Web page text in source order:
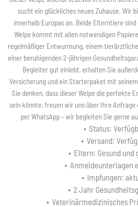
sucht ein glückliches neues Zuhause. Wir
innerhalb Europas an. Beide Elterntiere
Welpe kommt mit allen notwendigen
regelmäßiger Entwurmung, einem
einer beruhigenden 2-jährigen
Begleiter gut einlebt, erhalten Sie
Versicherung und ein Starterpaket mit
Sie denken, dass dieser Welpe die perfekte
sein könnte, freuen wir uns über Ihre
per WhatsApp – wir begleiten Sie gerne
Status:
Versand:
Eltern: Gesund und
Anmeldeunterlagen
Impfungen:
2 Jahr
Veterinärmedizinisches